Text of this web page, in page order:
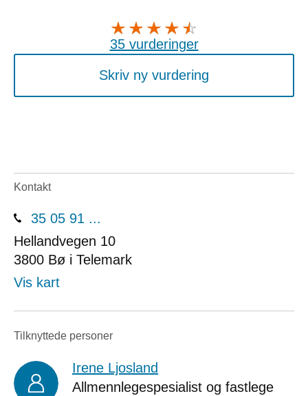
35 vurderinger
Skriv ny vurdering
Kontakt
35 05 91 ...
Hellandvegen 10
3800 Bø i Telemark
Vis kart
Tilknyttede personer
Irene Ljosland
Allmennlegespesialist og fastlege